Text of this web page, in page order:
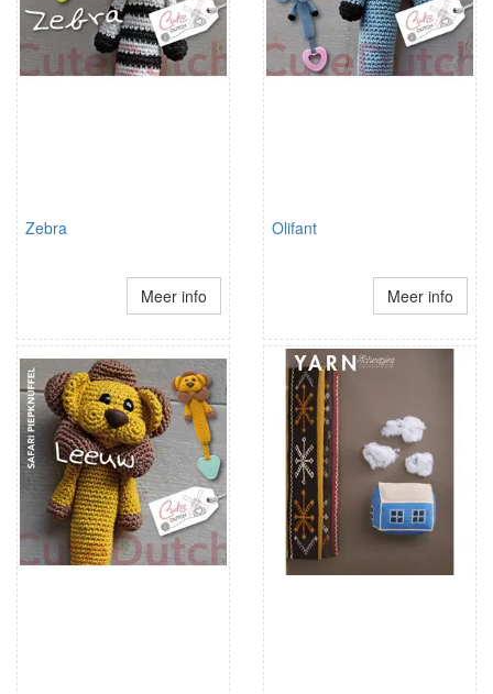
Zebra
Meer info
Olifant
Meer info